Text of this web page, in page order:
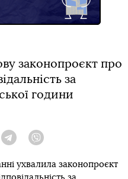
законопроєкт про
за
години
Telegram
ухвалила законопроєкт